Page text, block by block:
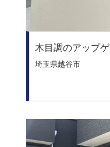
木目調のアップ
埼玉県越谷市